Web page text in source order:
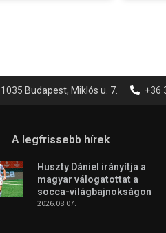
1035 Budapest, Miklós u. 7. +36
A legfrissebb hírek
Huszty Dániel irányítja a
magyar válogatottat a
socca-világbajnokságon
2026.08.07.